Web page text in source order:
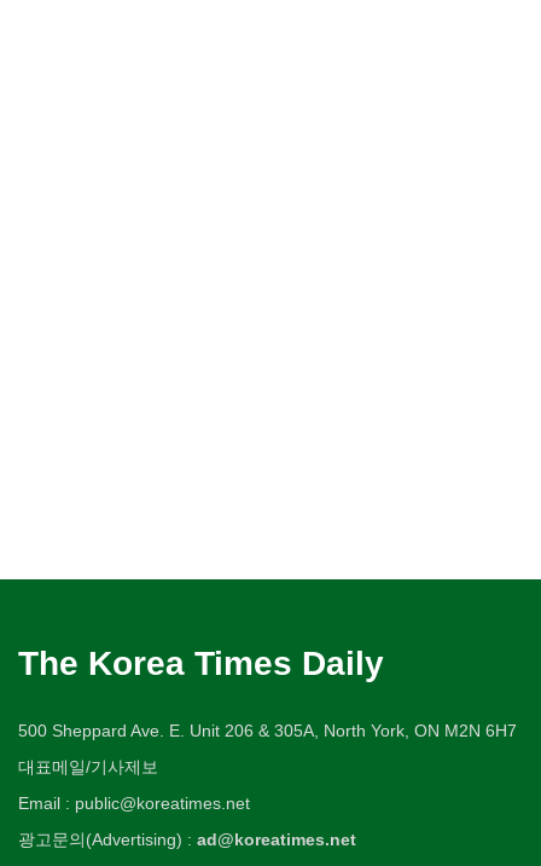
The Korea Times Daily
500 Sheppard Ave. E. Unit 206 & 305A, North York, ON M2N 6H7
대표메일/기사제보
Email : public@koreatimes.net
광고문의(Advertising) : ad@koreatimes.net